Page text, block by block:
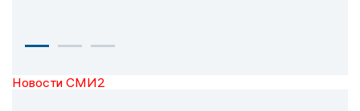
Новости СМИ2